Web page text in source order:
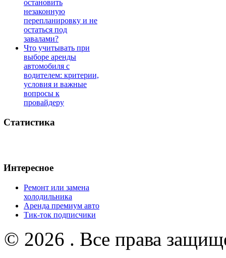
остановить
незаконную
перепланировку и не
остаться под
завалами?
Что учитывать при
выборе аренды
автомобиля с
водителем: критерии,
условия и важные
вопросы к
провайдеру
Статистика
Интересное
Ремонт или замена
холодильника
Аренда премиум авто
Тик-ток подписчики
© 2026 . Все права